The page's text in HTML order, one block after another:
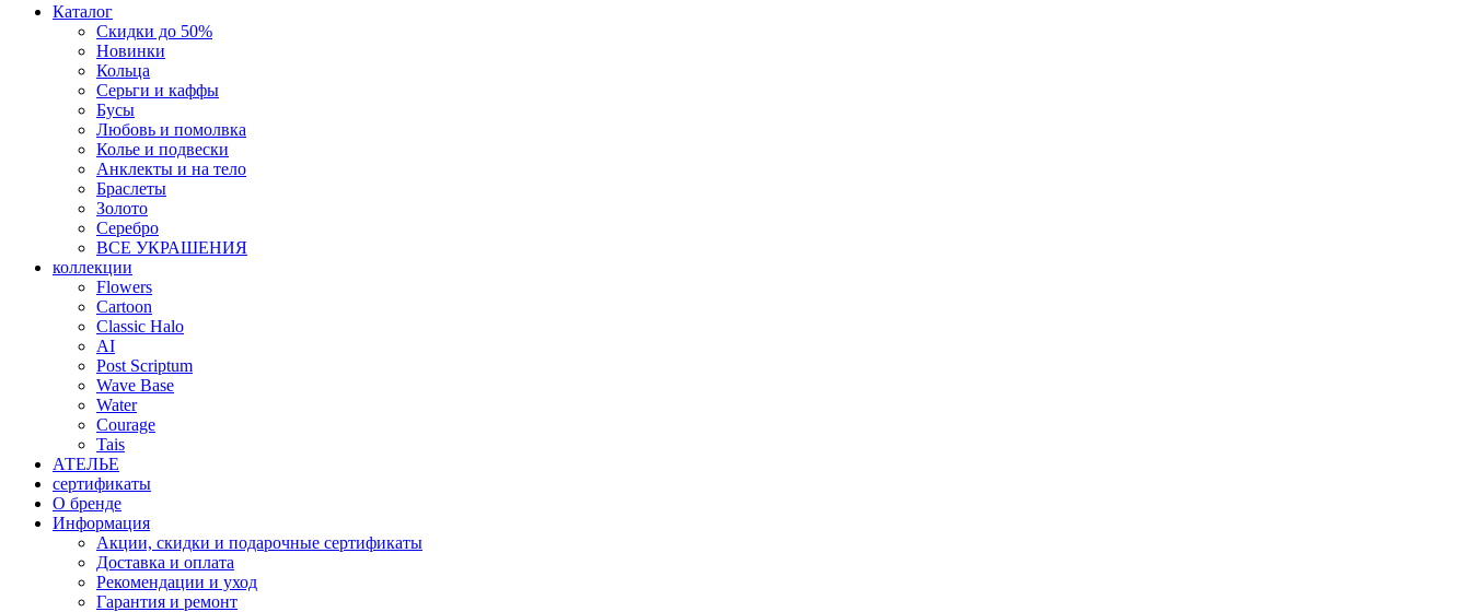
Каталог
Скидки до 50%
Новинки
Кольца
Серьги и каффы
Бусы
Любовь и помолвка
Колье и подвески
Анклекты и на тело
Браслеты
Золото
Серебро
ВСЕ УКРАШЕНИЯ
коллекции
Flowers
Cartoon
Classic Halo
AI
Post Scriptum
Wave Base
Water
Courage
Tais
АТЕЛЬЕ
сертификаты
О бренде
Информация
Акции, скидки и подарочные сертификаты
Доставка и оплата
Рекомендации и уход
Гарантия и ремонт